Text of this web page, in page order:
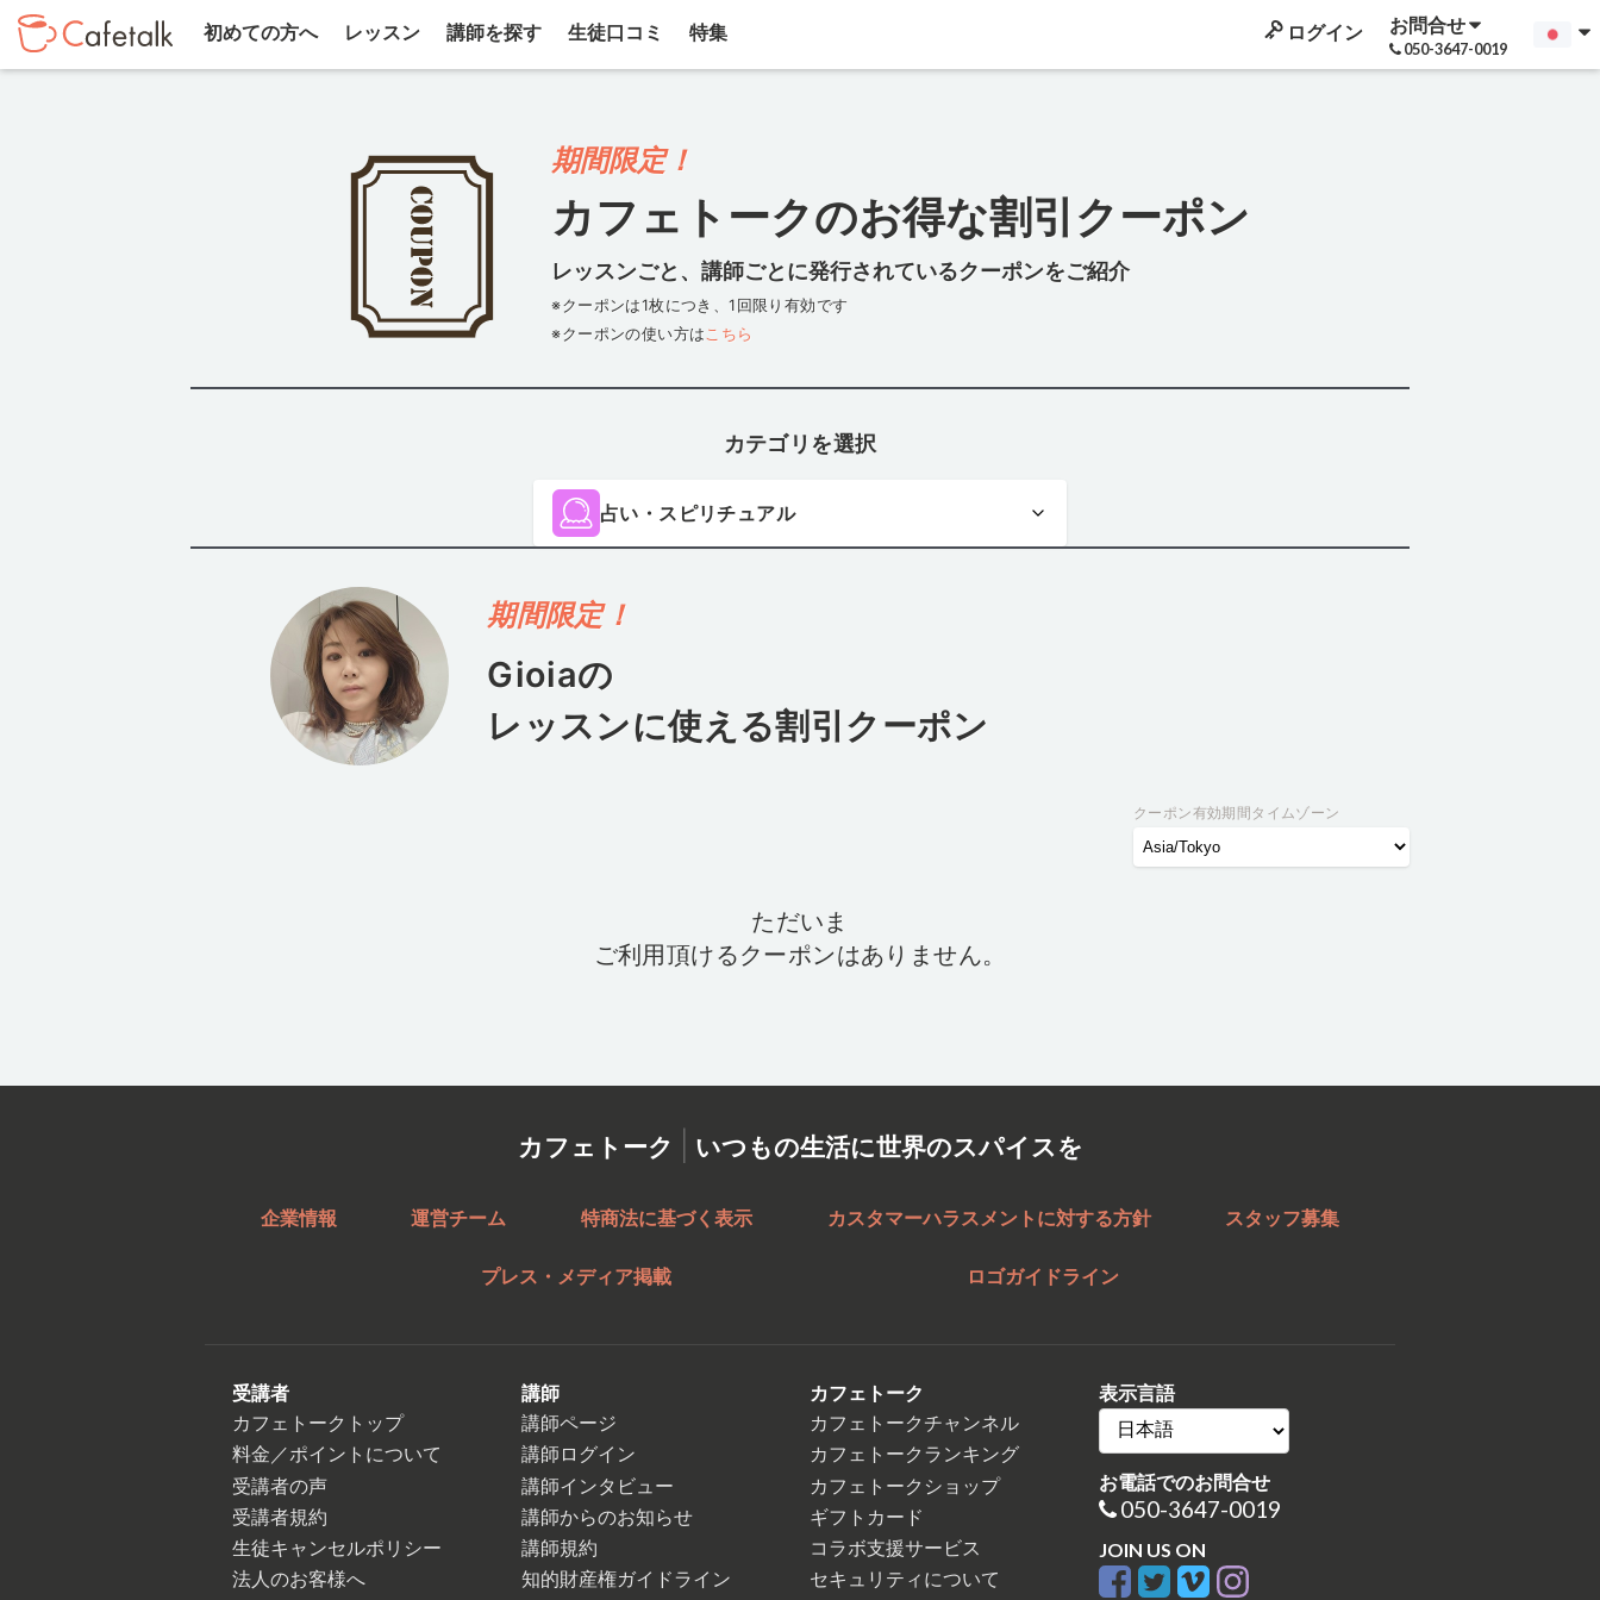
初めての方へ レッスン 講師を探す 生徒口コミ 特集 ログイン お問合せ
050-3647-0019
期間限定！
カフェトークのお得な割引クーポン
レッスンごと、講師ごとに発行されているクーポンをご紹介
※クーポンは1枚につき、1回限り有効です
※クーポンの使い方は こちら
カテゴリを選択
占い・スピリチュアル
期間限定！
Gioiaの
レッスンに使える割引クーポン
クーポン有効期間タイムゾーン
ただいま
ご利用頂けるクーポンはありません。
カフェトーク | いつもの生活に世界のスパイスを
企業情報 運営チーム 特商法に基づく表示 カスタマーハラスメントに対する方針 スタッフ募集
プレス・メディア掲載 ロゴガイドライン
受講者
カフェトークトップ
料金／ポイントについて
受講者の声
受講者規約
生徒キャンセルポリシー
法人のお客様へ
講師
講師ページ
講師ログイン
講師インタビュー
講師からのお知らせ
講師規約
知的財産権ガイドライン
カフェトーク
カフェトークチャンネル
カフェトークランキング
カフェトークショップ
ギフトカード
コラボ支援サービス
セキュリティについて
表示言語
お電話でのお問合せ
050-3647-0019
JOIN US ON